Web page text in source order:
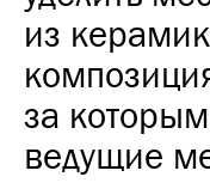
из
за
ведущие